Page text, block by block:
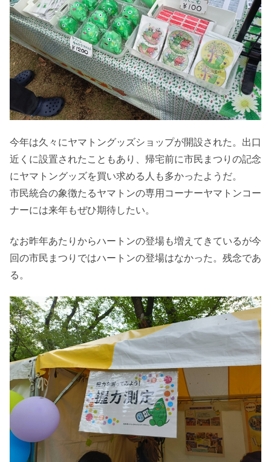
今年は久々にヤマトングッズショップが開設された。出口
近くに設置されたこともあり、帰宅前に市民まつりの記念
にヤマトングッズを買い求める人も多かったようだ。
市民統合の象徴たるヤマトンの専用コーナーヤマトンコー
ナーには来年もぜひ期待したい。
なお昨年あたりからハートンの登場も増えてきているが今
回の市民まつりではハートンの登場はなかった。残念であ
る。